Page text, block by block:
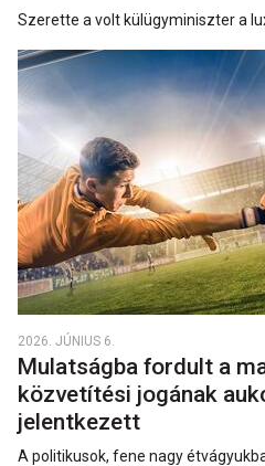
Szerette a volt külügyminiszter a
2026. JÚNIUS 6.
Mulatságba fordult a
közvetítési jogának
jelentkezett
A politikusok, fene nagy